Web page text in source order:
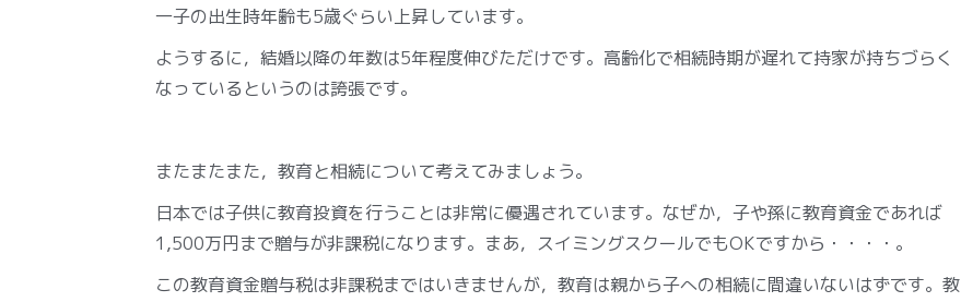
一子の出生時年齢も5歳ぐらい上昇しています。
ようするに，結婚以降の年数は5年程度伸びただけです。高齢化で相続時期が遅れて持家が持ちづらく
なっているというのは誇張です。
またまたまた，教育と相続について考えてみましょう。
日本では子供に教育投資を行うことは非常に優遇されています。なぜか，子や孫に教育資金であれば
1,500万円まで贈与が非課税になります。まあ，スイミングスクールでもOKですから・・・・。
この教育資金贈与税は非課税まではいきませんが，教育は親から子への相続に間違いないはずです。教